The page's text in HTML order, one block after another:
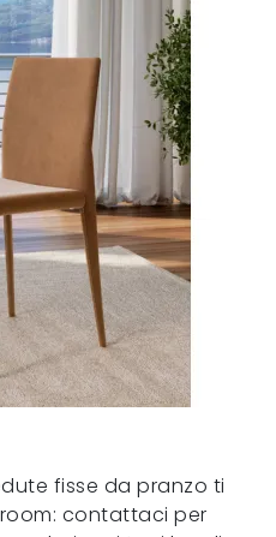
fisse da pranzo ti
contattaci per